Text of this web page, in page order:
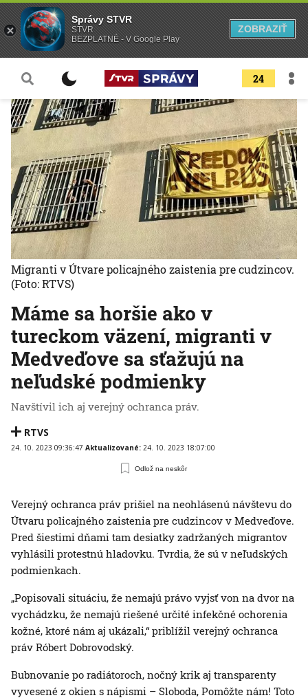
24
Máme sa horšie ako v
tureckom väzení, migranti v
Medveďove sa sťažujú na
neľudské podmienky
Navštívil ich aj verejný ochranca práv.
RTVS
24. 10. 2023 09:36:47 Aktualizované: 24. 10. 2023 18:07:00
Odlož na neskôr
Migranti v Útvare policajného zaistenia pre cudzincov.
(Foto: RTVS)
Verejný ochranca práv prišiel na neohlásenú návštevu do
Útvaru policajného zaistenia pre cudzincov v Medveďove.
Pred šiestimi dňami tam desiatky zadržaných migrantov
vyhlásili protestnú hladovku. Tvrdia, že sú v neľudských
podmienkach.
„Popisovali situáciu, že nemajú právo vyjsť von na dvor na
vychádzku, že nemajú riešené určité infekčné ochorenia
kožné, ktoré nám aj ukázali,“ priblížil verejný ochranca
práv Róbert Dobrovodský.
Bubnovanie po radiátoroch, nočný krik aj transparenty
vyvesené z okien s nápismi – Sloboda, Pomôžte nám! Toto
Správy STVR
STVR
BEZPLATNÉ - V Google Play
ZOBRAZIŤ